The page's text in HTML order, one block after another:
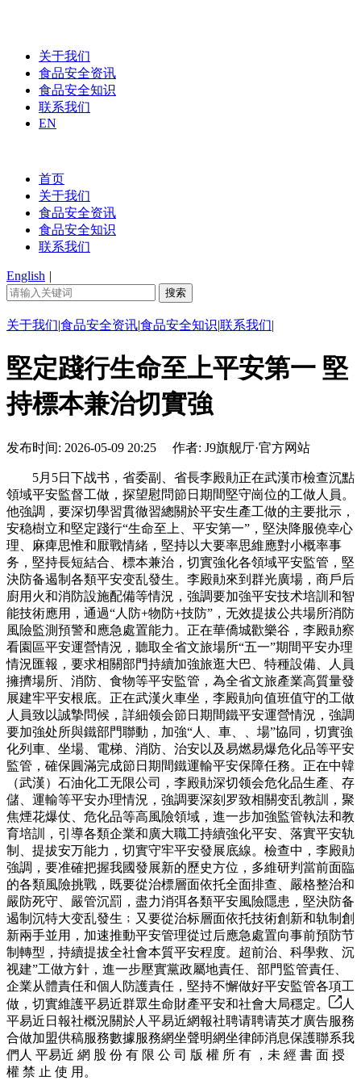
关于我们
食品安全资讯
食品安全知识
联系我们
EN
首页
关于我们
食品安全资讯
食品安全知识
联系我们
English |
关于我们|食品安全资讯|食品安全知识|联系我们|
堅定踐行生命至上平安第一 堅
持標本兼治切實強
发布时间: 2026-05-09 20:25 作者: J9旗舰厅·官方网站
5月5日下战书，省委副、省長李殿勛正在武漢市檢查沉點
領域平安監督工做，探望慰問節日期間堅守崗位的工做人員。
他強調，要深切學習貫徹習總關於平安生產工做的主要批示，
安稳樹立和堅定踐行“生命至上、平安第一”，堅決降服僥幸心
理、麻痺思惟和厭戰情緒，堅持以大要率思維應對小概率事
务，堅持長短結合、標本兼治，切實強化各領域平安監管，堅
決防备遏制各類平安变乱發生。李殿勛來到群光廣場，商戶后
廚用火和消防設施配備等情況，強調要加強平安技术培訓和智
能技術應用，通過“人防+物防+技防”，无效提拔公共場所消防
風險監測預警和應急處置能力。正在華僑城歡樂谷，李殿勛察
看園區平安運營情況，聽取全省文旅場所“五一”期間平安办理
情況匯報，要求相關部門持續加強旅逛大巴、特種設備、人員
擁擠場所、消防、食物等平安監管，為全省文旅產業高質量發
展建牢平安根底。正在武漢火車坐，李殿勛向值班值守的工做
人員致以誠摯問候，詳細领会節日期間鐵平安運營情況，強調
要加強处所與鐵部門聯動，加強“人、車、、場”協同，切實強
化列車、坐場、電梯、消防、治安以及易燃易爆危化品等平安
監管，確保圓滿完成節日期間鐵運輸平安保障任務。正在中韓
（武漢）石油化工无限公司，李殿勛深切领会危化品生產、存
儲、運輸等平安办理情況，強調要深刻罗致相關变乱教訓，聚
焦煙花爆仗、危化品等高風險領域，進一步加強監管執法和教
育培訓，引導各類企業和廣大職工持續強化平安、落實平安轨
制、提拔安万能力，切實守牢平安發展底線。檢查中，李殿勛
強調，要准確把握我國發展新的歷史方位，多維研判當前面臨
的各類風險挑戰，既要從治標層面依托全面排查、嚴格整治和
嚴防死守、嚴管沉罰，盡力消弭各類平安風險隱患，堅決防备
遏制沉特大变乱發生﹔又要從治标層面依托技術創新和轨制創
新兩手並用，加速推動平安管理從过后應急處置向事前預防节
制轉型，持續提拔全社會本質平安程度。超前治、科學救、沉
视建”工做方針，進一步壓實黨政屬地責任、部門監管責任、
企業从體責任和個人防護責任，堅持不懈做好平安監管各項工
做，切實維護平易近群眾生命財產平安和社會大局穩定。
人
平易近日報社概況關於人平易近網報社聘请聘请英才廣告服務
合做加盟供稿服務數據服務網坐聲明網坐律師消息保護聯系我
們人 平易近 網 股 份 有 限 公 司 版 權 所 有 ，未 經 書 面 授
權 禁 止 使 用。